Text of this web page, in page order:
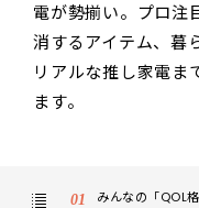
電が勢揃い。プロ注
消するアイテム、暮
リアルな推し家電ま
ます。
みんなの「QOL